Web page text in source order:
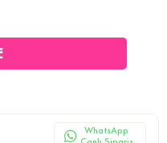
WhatsApp